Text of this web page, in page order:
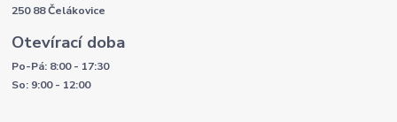
250 88 Čelákovice
Otevírací doba
Po-Pá: 8:00 - 17:30
So: 9:00 - 12:00